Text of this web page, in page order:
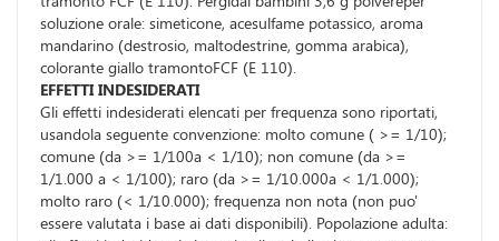
soluzione orale: simeticone, acesulfame potassico, aroma
mandarino (destrosio, maltodestrine, gomma arabica),
colorante giallo tramontoFCF (E 110).
EFFETTI INDESIDERATI
Gli effetti indesiderati elencati per frequenza sono riportati,
usandola seguente convenzione: molto comune ( >= 1/10);
comune (da >= 1/100a < 1/10); non comune (da >=
1/1.000 a < 1/100); raro (da >= 1/10.000a < 1/1.000);
molto raro (< 1/10.000); frequenza non nota (non puo'
essere valutata i base ai dati disponibili). Popolazione adulta: